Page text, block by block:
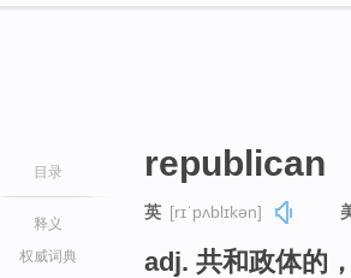
目录
释义
权威词典
republican
英 [rɪˈpʌblɪkən]
adj. 共和政体的